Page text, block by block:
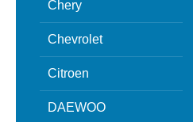
Chery
Chevrolet
Citroen
DAEWOO